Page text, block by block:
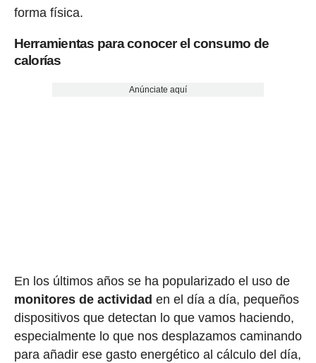
forma física.
Herramientas para conocer el consumo de
calorías
Anúnciate aquí
En los últimos años se ha popularizado el uso de
monitores de actividad en el día a día, pequeños
dispositivos que detectan lo que vamos haciendo,
especialmente lo que nos desplazamos caminando
para añadir ese gasto energético al cálculo del día,